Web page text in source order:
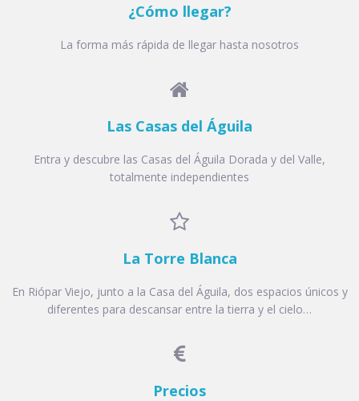
¿Cómo llegar?
La forma más rápida de llegar hasta nosotros

Las Casas del Águila
Entra y descubre las Casas del Águila Dorada y del Valle,
totalmente independientes

La Torre Blanca
En Riópar Viejo, junto a la Casa del Águila, dos espacios únicos y
diferentes para descansar entre la tierra y el cielo…

Precios